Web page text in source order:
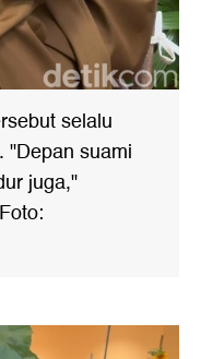
selalu
"Depan suami
juga,"